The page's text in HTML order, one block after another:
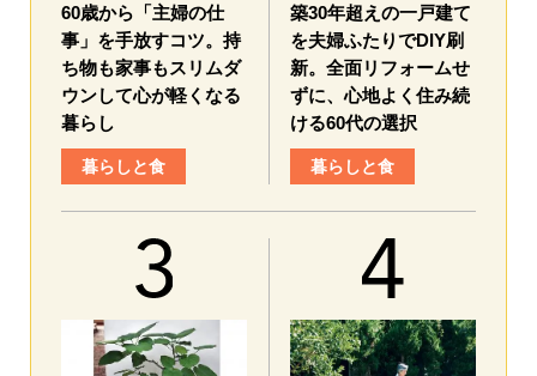
60歳から「主婦の仕
事」を手放すコツ。持
ち物も家事もスリムダ
ウンして心が軽くなる
暮らし
暮らしと食
築30年超えの一戸建て
を夫婦ふたりでDIY刷
新。全面リフォームせ
ずに、心地よく住み続
ける60代の選択
暮らしと食